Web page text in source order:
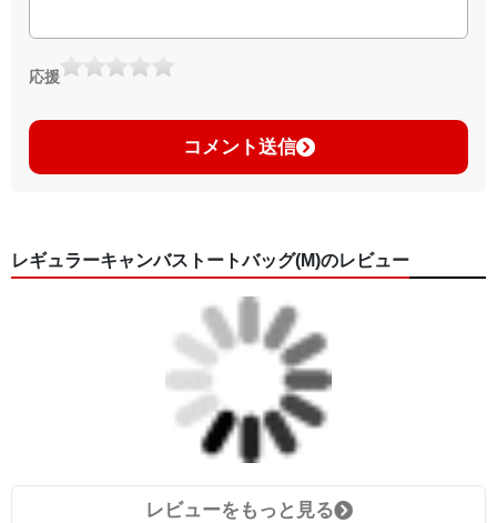
応援
コメント送信
レギュラーキャンバストートバッグ(M)のレビュー
レビューをもっと見る